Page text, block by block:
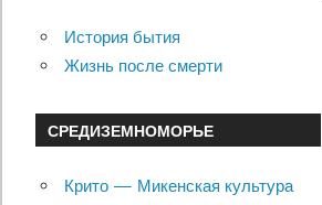
История бытия
Жизнь после смерти
СРЕДИЗЕМНОМОРЬЕ
Крито — Микенская культура